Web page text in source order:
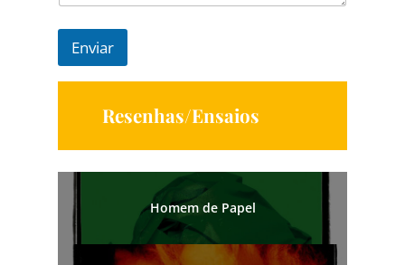
Enviar
Resenhas/Ensaios
Homem de Papel